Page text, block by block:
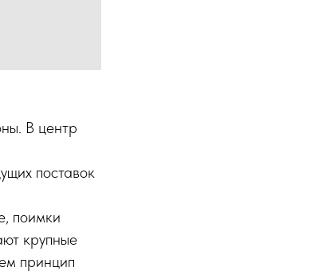
В центр
поставок
поимки
крупные
принцип